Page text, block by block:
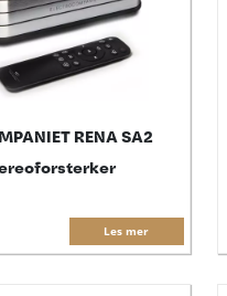
RENA SA2
Les mer